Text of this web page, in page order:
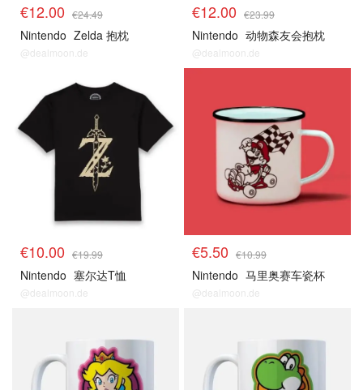
€12.00 €24.49
Nintendo Zelda 抱枕
@dealmoon.de
€12.00 €23.99
Nintendo 动物森友会抱枕
@dealmoon.de
€10.00 €19.99
Nintendo 塞尔达T恤
@dealmoon.de
€5.50 €10.99
Nintendo 马里奥赛车瓷杯
@dealmoon.de